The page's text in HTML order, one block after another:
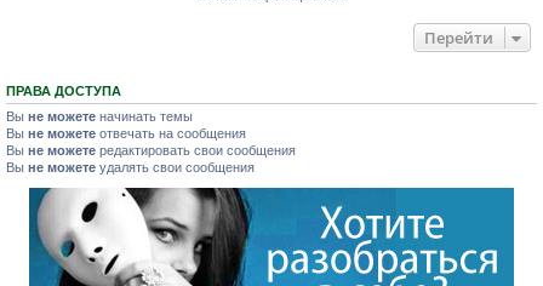
Перейти
ПРАВА ДОСТУПА
Вы не можете начинать темы
Вы не можете отвечать на сообщения
Вы не можете редактировать свои сообщения
Вы не можете удалять свои сообщения